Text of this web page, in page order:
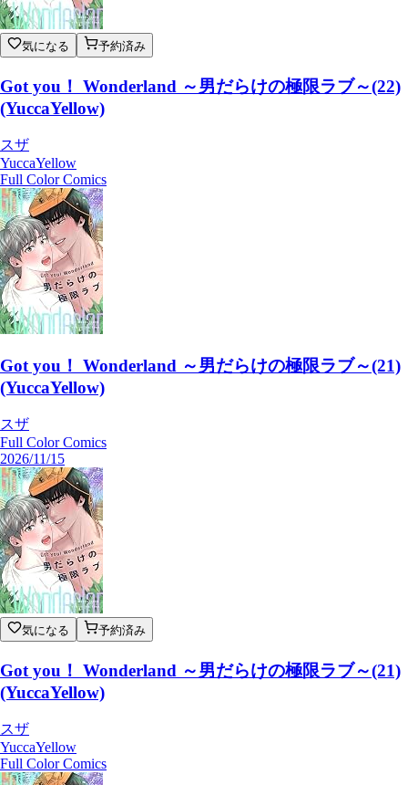
気になる 予約済み
Got you！ Wonderland ～男だらけの極限ラブ～(22)
(YuccaYellow)
スザ
YuccaYellow
Full Color Comics
Got you！ Wonderland ～男だらけの極限ラブ～(21)
(YuccaYellow)
スザ
Full Color Comics
2026/11/15
気になる 予約済み
Got you！ Wonderland ～男だらけの極限ラブ～(21)
(YuccaYellow)
スザ
YuccaYellow
Full Color Comics